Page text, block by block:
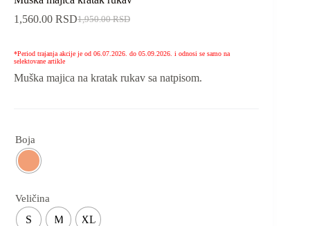
1,950.00RSD
1,560.00 RSD
*Period trajanja akcije je od 06.07.2026. do 05.09.2026. i odnosi se samo na
selektovane artikle
Muška majica na kratak rukav sa natpisom.
Boja
Veličina
S M XL